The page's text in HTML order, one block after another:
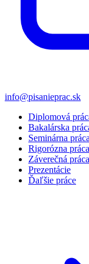
info@pisanieprac.sk
Diplomová
Bakalárska
Seminárna práca
Rigorózna práca
Záverečná práca
Prezentácie
Ďaľšie práce